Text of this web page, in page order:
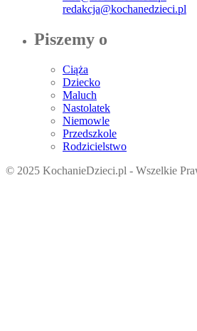
redakcja@kochanedzieci.pl
Piszemy o
Ciąża
Dziecko
Maluch
Nastolatek
Niemowle
Przedszkole
Rodzicielstwo
© 2025 KochanieDzieci.pl - Wszelkie